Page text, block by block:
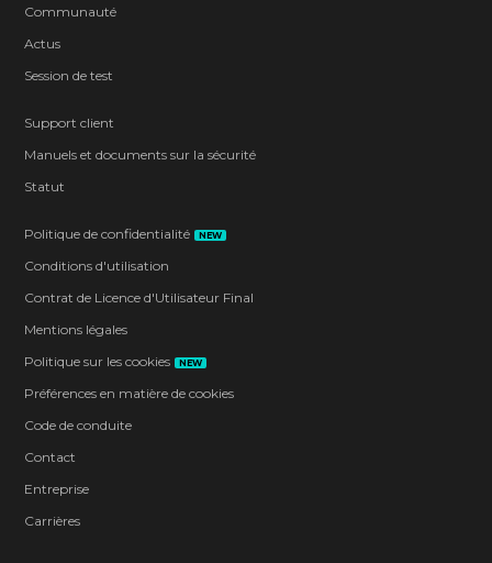
Communauté
Actus
Session de test
Support client
Manuels et documents sur la sécurité
Statut
Politique de confidentialité NEW
Conditions d'utilisation
Contrat de Licence d'Utilisateur Final
Mentions légales
Politique sur les cookies
NEW
Préférences en matière de cookies
Code de conduite
Contact
Entreprise
Carrières